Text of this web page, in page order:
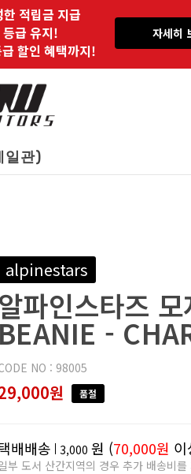
적립금 지급
급 유지!
할인 혜택까지!
자세히
일관)
alpinestars
알파인스타즈
BEANIE -
NO : 98005
원 품절
배배송 3,000 원 (70,000원
부 도서 산간지역의 경우 추가 배송비